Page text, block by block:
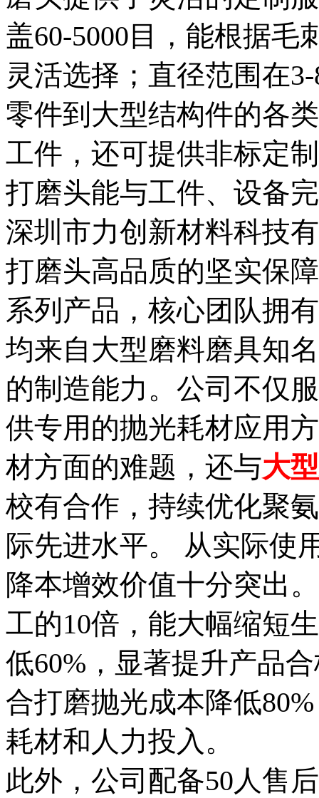
盖60-5000目，能根据毛
灵活选择；直径范围在
零件到大型结构件的各
工件，还可提供非标定
打磨头能与工件、设备
深圳市力创新材料科技
打磨头高品质的坚实保
系列产品，核心团队拥
均来自大型磨料磨具知
的制造能力。公司不仅
供专用的抛光耗材应用
材方面的难题，还与大
校有合作，持续优化聚
际先进水平。 从实际使
降本增效价值十分突出
工的10倍，能大幅缩短
低60%，显著提升产品
合打磨抛光成本降低
耗材和人力投入。
此外，公司配备50人售